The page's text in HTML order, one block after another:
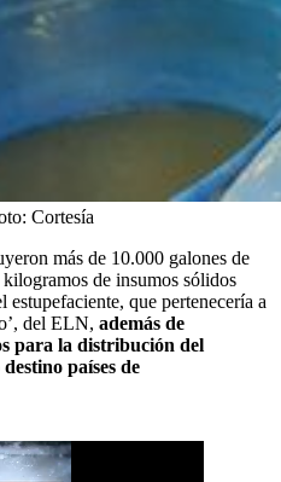
Cortesía
más de 10.000 galones de
de insumos sólidos
que pertenecería a
del ELN, además de
para la distribución del
países de